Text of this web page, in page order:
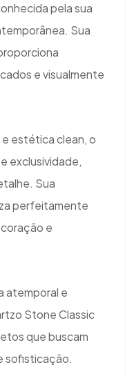
pela sua
Sua
e visualmente
estética clean, o
exclusividade,
Sua
perfeitamente
e
atemporal e
Stone Classic
que buscam
sofisticação.